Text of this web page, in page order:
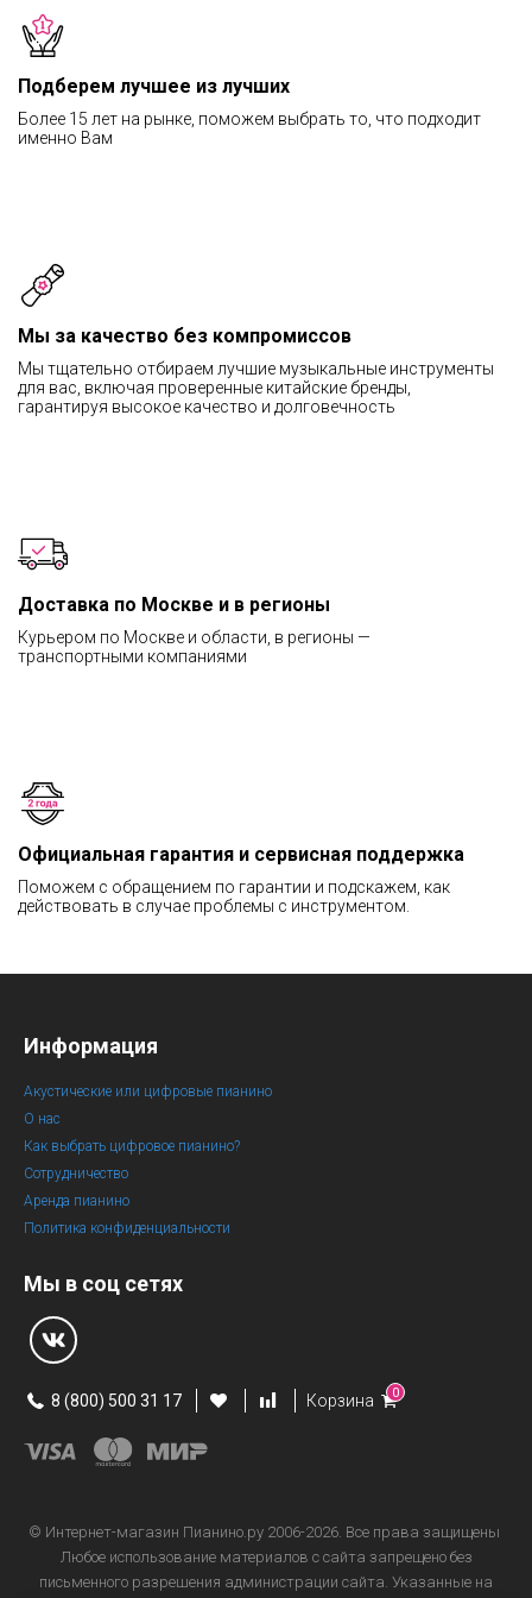
Подберем лучшее из лучших
Более 15 лет на рынке, поможем выбрать то, что подходит
именно Вам
Мы за качество без компромиссов
Мы тщательно отбираем лучшие музыкальные инструменты
для вас, включая проверенные китайские бренды,
гарантируя высокое качество и долговечность
Доставка по Москве и в регионы
Курьером по Москве и области, в регионы —
транспортными компаниями
Официальная гарантия и сервисная поддержка
Поможем с обращением по гарантии и подскажем, как
действовать в случае проблемы с инструментом.
Информация
Акустические или цифровые пианино
О нас
Как выбрать цифровое пианино?
Сотрудничество
Аренда пианино
Политика конфиденциальности
Мы в соц сетях
8 (800) 500 31 17 Корзина 0
© Интернет-магазин Пианино.ру 2006-2026. Все права защищены
Любое использование материалов с сайта запрещено без
письменного разрешения администрации сайта. Указанные на